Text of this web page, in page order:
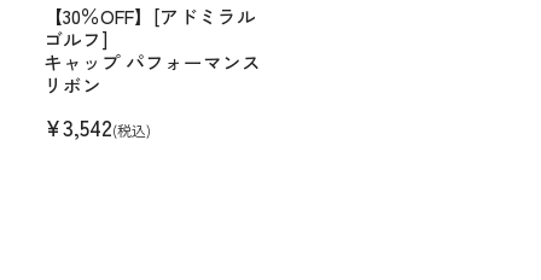
【30％OFF】[アドミラル
ゴルフ]
キャップ パフォーマンス
リボン
¥3,542(税込)